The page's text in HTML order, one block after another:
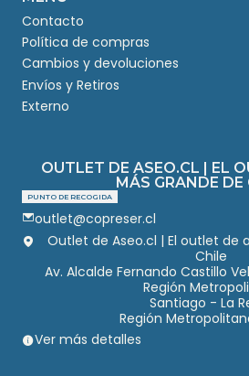
Contacto
Política de compras
Cambios y devoluciones
Envíos y Retiros
Externo
OUTLET DE ASEO.CL | EL
MÁS GRANDE DE
PUNTO DE RECOGIDA
outlet@copreser.cl
Outlet de Aseo.cl | El outlet de
Chile
Av. Alcalde Fernando Castillo
Región
Santiago - La
Región
Ver más detalles